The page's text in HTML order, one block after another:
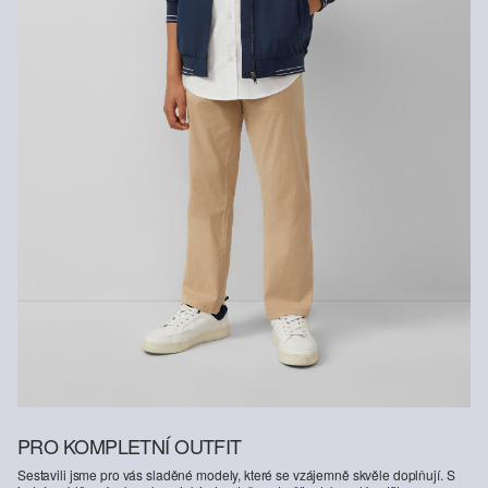
PRO KOMPLETNÍ OUTFIT
Sestavili jsme pro vás sladěné modely, které se vzájemně skvěle doplňují. S